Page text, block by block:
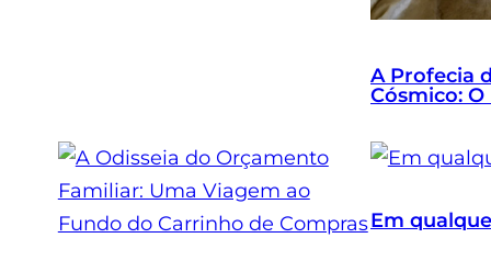
A Profecia
Cósmico:
Em